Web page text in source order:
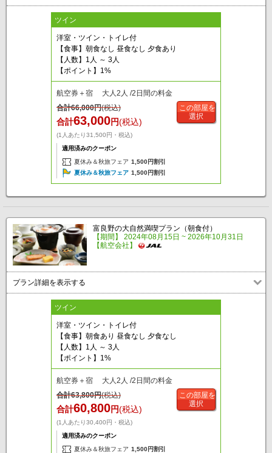
ツイン
洋室・ツイン・トイレ付
【食事】朝食なし 昼食なし 夕食あり
【人数】1人 ～ 3人
【ポイント】1%
航空券＋宿 大人2人 /2日間の料金
合計66,000円(税込)
合計63,000円(税込)
(1人あたり31,500円・税込)
適用済みのクーポン
夏休み＆秋旅フェア 1,500円割引
夏休み＆秋旅フェア 1,500円割引
この部屋を
選択
富良野の大自然満喫プラン（朝食付）
【期間】 2024年08月15日 ~ 2026年10月31日
【航空会社】
プラン詳細を表示する
ツイン
洋室・ツイン・トイレ付
【食事】朝食あり 昼食なし 夕食なし
【人数】1人 ～ 3人
【ポイント】1%
航空券＋宿 大人2人 /2日間の料金
合計63,800円(税込)
合計60,800円(税込)
(1人あたり30,400円・税込)
適用済みのクーポン
夏休み＆秋旅フェア 1,500円割引
この部屋を
選択